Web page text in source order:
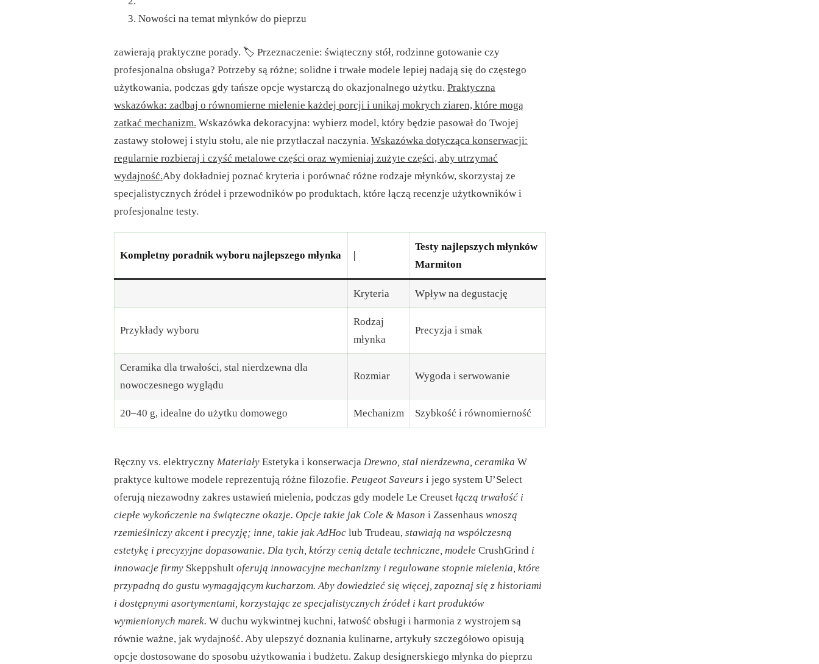
Nowości na temat młynków do pieprzu
zawierają praktyczne porady. 🏷 Przeznaczenie: świąteczny stół, rodzinne gotowanie czy
profesjonalna obsługa? Potrzeby są różne; solidne i trwałe modele lepiej nadają się do częstego
użytkowania, podczas gdy tańsze opcje wystarczą do okazjonalnego użytku. Praktyczna
wskazówka: zadbaj o równomierne mielenie każdej porcji i unikaj mokrych ziaren, które mogą
zatkać mechanizm. Wskazówka dekoracyjna: wybierz model, który będzie pasował do Twojej
zastawy stołowej i stylu stołu, ale nie przytłaczał naczynia. Wskazówka dotycząca konserwacji:
regularnie rozbieraj i czyść metalowe części oraz wymieniaj zużyte części, aby utrzymać
wydajność.Aby dokładniej poznać kryteria i porównać różne rodzaje młynków, skorzystaj ze
specjalistycznych źródeł i przewodników po produktach, które łączą recenzje użytkowników i
profesjonalne testy.
Kompletny poradnik wyboru najlepszego młynka |
Testy najlepszych młynków
Marmiton
Kryteria Wpływ na degustację
Przykłady wyboru
Rodzaj
młynka
Precyzja i smak
Ceramika dla trwałości, stal nierdzewna dla
nowoczesnego wyglądu
Rozmiar Wygoda i serwowanie
20–40 g, idealne do użytku domowego Mechanizm Szybkość i równomierność
Ręczny vs. elektryczny Materiały Estetyka i konserwacja Drewno, stal nierdzewna, ceramika W
praktyce kultowe modele reprezentują różne filozofie. Peugeot Saveurs i jego system U’Select
oferują niezawodny zakres ustawień mielenia, podczas gdy modele Le Creuset łączą trwałość i
ciepłe wykończenie na świąteczne okazje. Opcje takie jak Cole & Mason i Zassenhaus wnoszą
rzemieślniczy akcent i precyzję; inne, takie jak AdHoc lub Trudeau, stawiają na współczesną
estetykę i precyzyjne dopasowanie. Dla tych, którzy cenią detale techniczne, modele CrushGrind i
innowacje firmy Skeppshult oferują innowacyjne mechanizmy i regulowane stopnie mielenia, które
przypadną do gustu wymagającym kucharzom. Aby dowiedzieć się więcej, zapoznaj się z historiami
i dostępnymi asortymentami, korzystając ze specjalistycznych źródeł i kart produktów
wymienionych marek. W duchu wykwintnej kuchni, łatwość obsługi i harmonia z wystrojem są
równie ważne, jak wydajność. Aby ulepszyć doznania kulinarne, artykuły szczegółowo opisują
opcje dostosowane do sposobu użytkowania i budżetu. Zakup designerskiego młynka do pieprzu